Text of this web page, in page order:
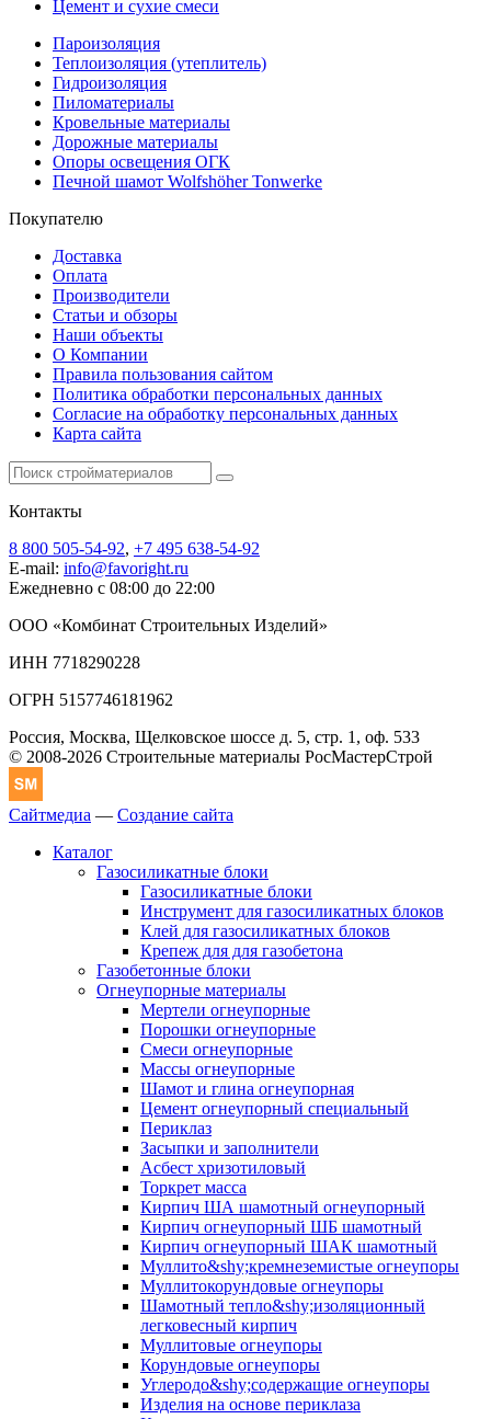
Цемент и сухие смеси
Пароизоляция
Теплоизоляция (утеплитель)
Гидроизоляция
Пиломатериалы
Кровельные материалы
Дорожные материалы
Опоры освещения ОГК
Печной шамот Wolfshöher Tonwerke
Покупателю
Доставка
Оплата
Производители
Статьи и обзоры
Наши объекты
О Компании
Правила пользования сайтом
Политика обработки персональных данных
Согласие на обработку персональных данных
Карта сайта
Контакты
8 800 505-54-92, +7 495 638-54-92
E-mail: info@favoright.ru
Ежедневно с 08:00 до 22:00
ООО «Комбинат Строительных Изделий»
ИНН 7718290228
ОГРН 5157746181962
Россия, Москва, Щелковское шоссе д. 5, стр. 1, оф. 533
© 2008-2026 Строительные материалы РосМастерСтрой
Сайтмедиа — Создание сайта
Каталог
Газосиликатные блоки
Газосиликатные блоки
Инструмент для газосиликатных блоков
Клей для газосиликатных блоков
Крепеж для для газобетона
Газобетонные блоки
Огнеупорные материалы
Мертели огнеупорные
Порошки огнеупорные
Смеси огнеупорные
Массы огнеупорные
Шамот и глина огнеупорная
Цемент огнеупорный специальный
Периклаз
Засыпки и заполнители
Асбест хризотиловый
Торкрет масса
Кирпич ША шамотный огнеупорный
Кирпич огнеупорный ШБ шамотный
Кирпич огнеупорный ШАК шамотный
Муллито&shy;­кремнеземистые огнеупоры
Муллито­корундовые огнеупоры
Шамотный тепло&shy;изоляционный
легковесный кирпич
Муллитовые огнеупоры
Корундовые огнеупоры
Углеродо&shy;содержащие огнеупоры
Изделия на основе периклаза